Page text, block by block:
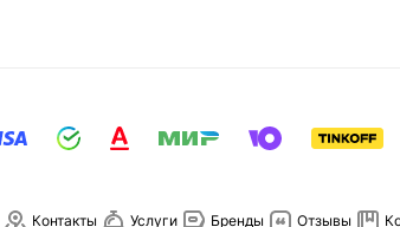
Контакты Услуги Бренды Отзывы